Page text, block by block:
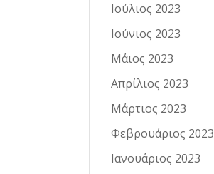
Ιούλιος 2023
Ιούνιος 2023
Μάιος 2023
Απρίλιος 2023
Μάρτιος 2023
Φεβρουάριος 2023
Ιανουάριος 2023